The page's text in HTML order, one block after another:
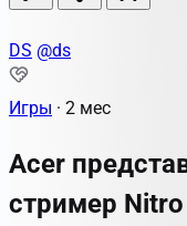
DS @ds
Игры · 2 мес
Acer
стример